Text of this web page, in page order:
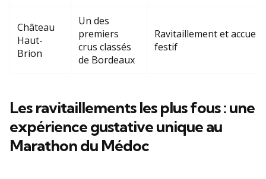
Château
Haut-
Brion
Un des
premiers
crus classés
de Bordeaux
Ravitaillement et accueil
festif
Les ravitaillements les plus fous : une
expérience gustative unique au
Marathon du Médoc